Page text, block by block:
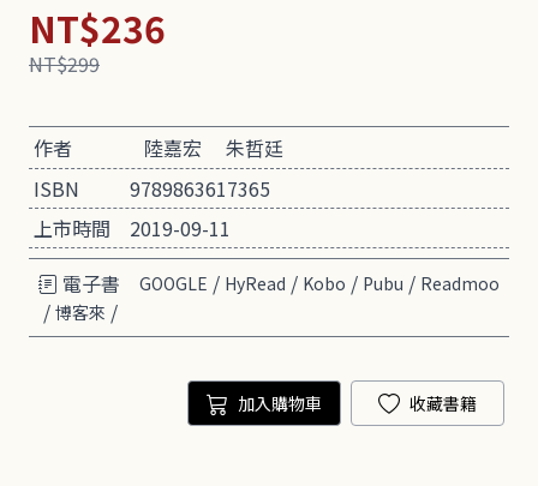
NT$236
NT$299
作者 陸嘉宏
朱哲廷
ISBN
9789863617365
上市時間
2019-09-11
電子書
GOOGLE / HyRead / Kobo / Pubu / Readmoo
/ 博客來 /
加入購物車 收藏書籍